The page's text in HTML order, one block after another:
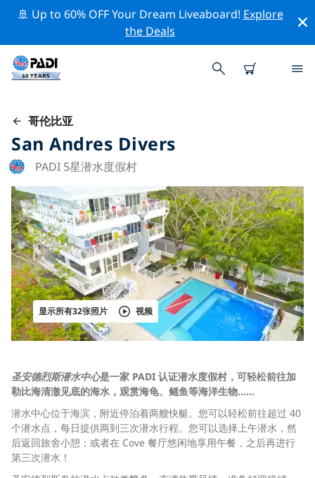
🚢 Up to 60% OFF Your Dream Liveaboard! Explore
the Deals
哥伦比亚
San Andres Divers
PADI 5星潜水度假村
显示所有32张照片 视频
圣安德烈斯潜水中心是一家 PADI 认证潜水度假村，可轻松前往加
勒比海清澈见底的海水，观赏海龟、鳐鱼等海洋生物……
潜水中心位于海滨，附近停泊着两艘快艇。您可以轻松前往超过 40
个潜水点，每日提供两到三次潜水行程。您可以选择上午潜水，然
后返回旅舍小憩；或者在 Cove 餐厅悠闲地享用午餐，之后再进行
第三次潜水！